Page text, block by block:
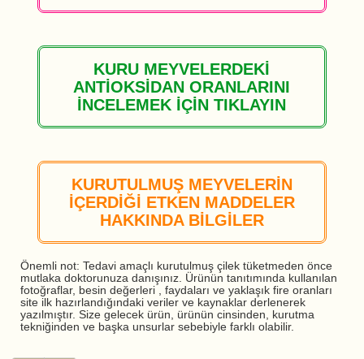
KURU MEYVELERDEKİ
ANTİOKSİDAN ORANLARINI
İNCELEMEK İÇİN TIKLAYIN
KURUTULMUŞ MEYVELERİN
İÇERDİĞİ ETKEN MADDELER
HAKKINDA BİLGİLER
Önemli not: Tedavi amaçlı kurutulmuş çilek tüketmeden önce
mutlaka doktorunuza danışınız. Ürünün tanıtımında kullanılan
fotoğraflar, besin değerleri , faydaları ve yaklaşık fire oranları
site ilk hazırlandığındaki veriler ve kaynaklar derlenerek
yazılmıştır. Size gelecek ürün, ürünün cinsinden, kurutma
tekniğinden ve başka unsurlar sebebiyle farklı olabilir.